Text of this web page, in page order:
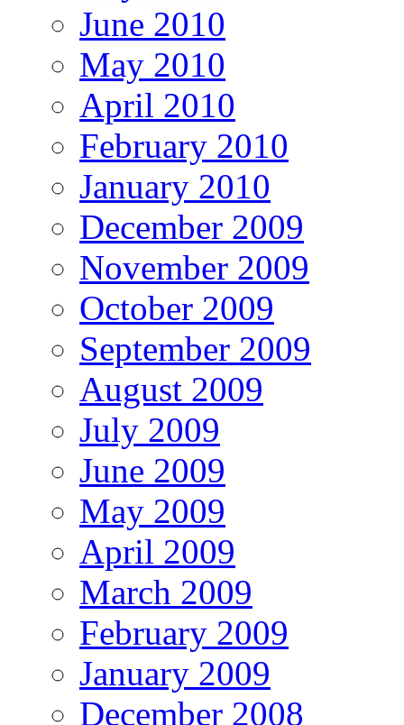
June 2010
May 2010
April 2010
February 2010
January 2010
December 2009
November 2009
October 2009
September 2009
August 2009
July 2009
June 2009
May 2009
April 2009
March 2009
February 2009
January 2009
December 2008